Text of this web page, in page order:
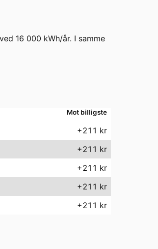
ved 16 000 kWh/år. I samme
Mot billigste
+211 kr
+211 kr
+211 kr
+211 kr
+211 kr